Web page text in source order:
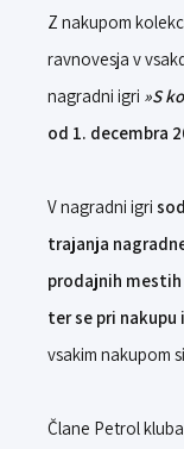
Z nakupom
ravnovesja v
nagradni igri »S
od 1. decembra
V nagradni igri
trajanja
prodajnih
ter se pri
vsakim nakupom
Člane Petrol